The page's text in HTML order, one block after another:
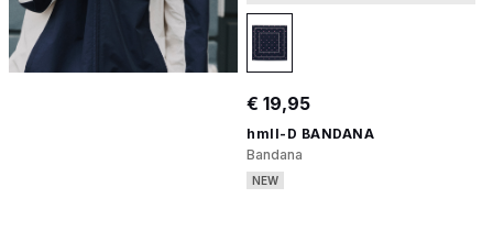
€ 19,95
hmlI-D BANDANA
Bandana
NEW